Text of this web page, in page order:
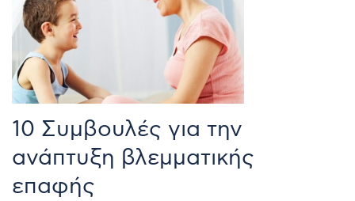
10 Συμβουλές για την
ανάπτυξη βλεμματικής
επαφής